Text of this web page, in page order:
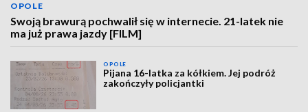
OPOLE
Swoją brawurą pochwalił się w internecie. 21-latek nie
ma już prawa jazdy [FILM]
OPOLE
Pijana 16-latka za kółkiem. Jej podróż
zakończyły policjantki